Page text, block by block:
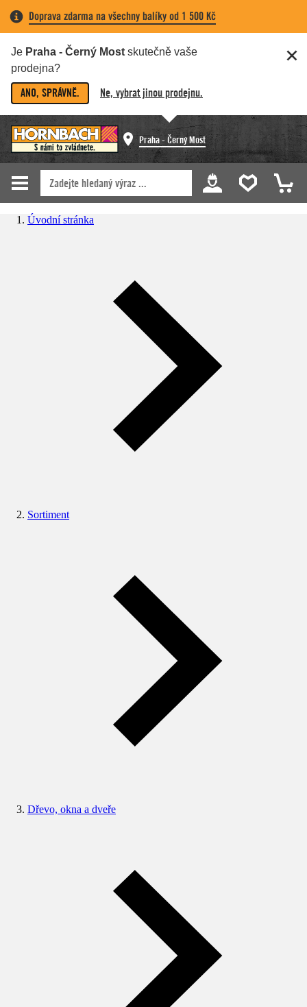
Doprava zdarma na všechny balíky od 1 500 Kč
Je Praha - Černý Most skutečně vaše
prodejna?
ANO, SPRÁVNĚ. Ne, vybrat jinou prodejnu.
Praha - Černý Most
Úvodní stránka
Sortiment
Dřevo, okna a dveře